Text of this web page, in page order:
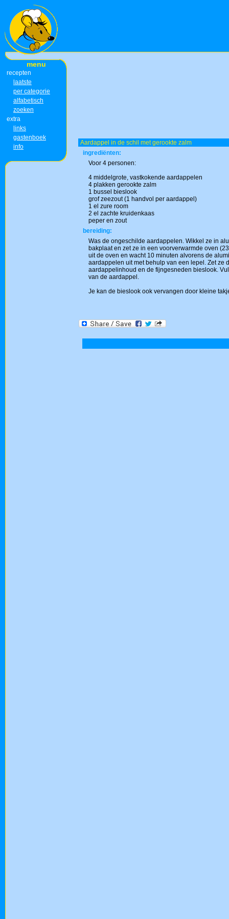
menu
recepten
laatste
per categorie
alfabetisch
zoeken
extra
links
gastenboek
info
Aardappel in de schil met gerookte zalm
ingrediënten:
Voor 4 personen:
4 middelgrote, vastkokende aardappelen
4 plakken gerookte zalm
1 bussel bieslook
grof zeezout (1 handvol per aardappel)
1 el zure room
2 el zachte kruidenkaas
peper en zout
bereiding:
Was de ongeschilde aardappelen. Wikkel ze in
bakplaat en zet ze in een voorverwarmde oven
uit de oven en wacht 10 minuten alvorens de
aardappelen uit met behulp van een lepel. Zet ze
aardappelinhoud en de fijngesneden bieslook.
van de aardappel.
Je kan de bieslook ook vervangen door kleine